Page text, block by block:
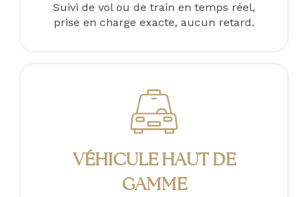
Suivi de vol ou de train en temps réel,
prise en charge exacte, aucun retard.
VÉHICULE HAUT DE
GAMME